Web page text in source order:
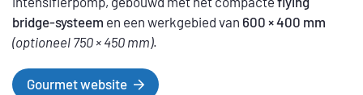
bridge-systeem en een werkgebied van 600 × 400 mm
(optioneel 750 × 450 mm).
Gourmet website